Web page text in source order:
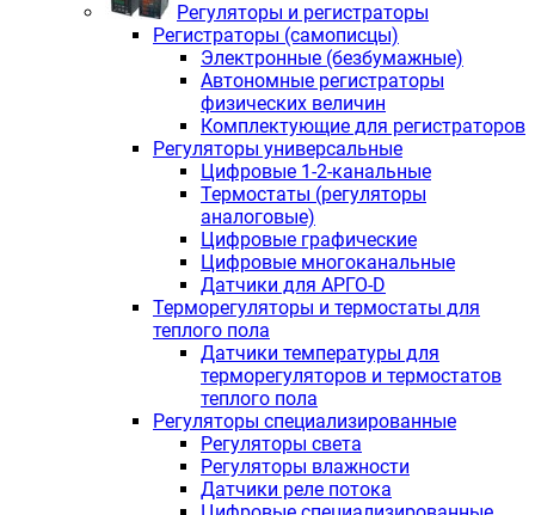
Регуляторы и регистраторы
Регистраторы (самописцы)
Электронные (безбумажные)
Автономные регистраторы
физических величин
Комплектующие для регистраторов
Регуляторы универсальные
Цифровые 1-2-канальные
Термостаты (регуляторы
аналоговые)
Цифровые графические
Цифровые многоканальные
Датчики для АРГО-D
Терморегуляторы и термостаты для
теплого пола
Датчики температуры для
терморегуляторов и термостатов
теплого пола
Регуляторы специализированные
Регуляторы света
Регуляторы влажности
Датчики реле потока